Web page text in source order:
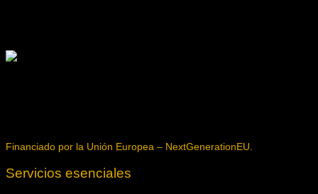
Financiado por la Unión Europea – NextGenerationEU.
Servicios esenciales